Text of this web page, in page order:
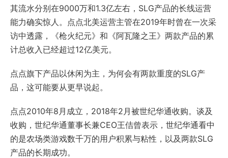
其流水分别在9000万和1.3亿左右，SLG产品的长线运营
能力确实惊人。点点北美运营主管在2019年时曾在一次采
访中透露，《枪火纪元》和《阿瓦隆之王》两款产品的累
计总收入已经超过12亿美元。
点点旗下产品以休闲为主，为何会有两款重度的SLG产
品，这可能要从更早说起。
点点2010年8月成立，2018年2月被世纪华通收购。谈及
收购，世纪华通董事长兼CEO王佶曾表示，世纪华通看中
的是农场类游戏数千万的用户积累与粘性，以及两款SLG
产品的长期成功。